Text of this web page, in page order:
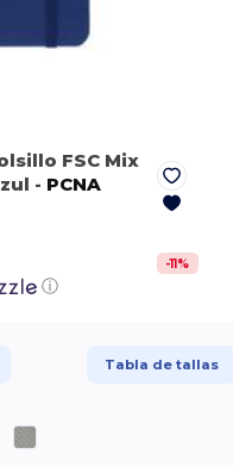
FSC Mix
- PCNA
-11%
ⓘ
Tabla de tallas